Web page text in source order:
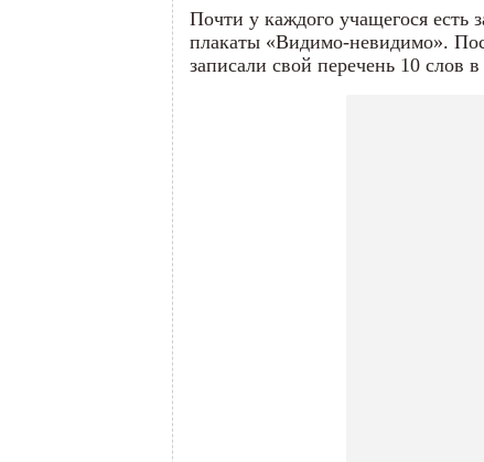
Почти у каждого учащегося есть
плакаты «Видимо-невидимо».
записали свой перечень 10 слов